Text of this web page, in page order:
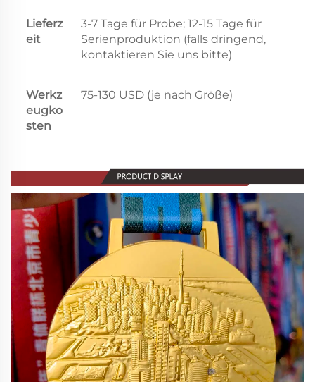
Lieferz
eit
3-7 Tage für Probe; 12-15 Tage für
Serienproduktion (falls dringend,
kontaktieren Sie uns bitte)
Werkz
eugko
sten
75-130 USD (je nach Größe)